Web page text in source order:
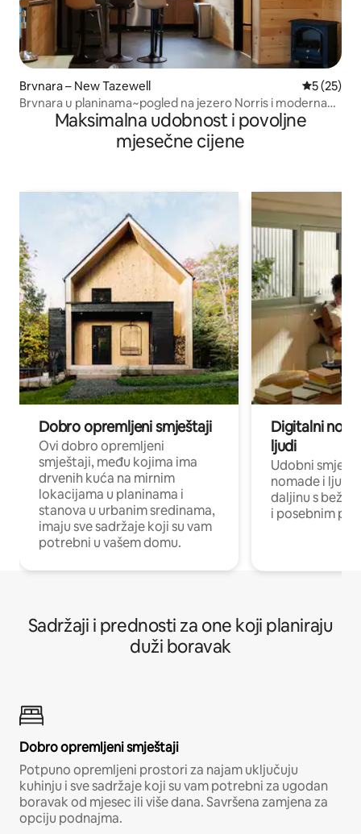
Brvnara – New Tazewell Prosječna
5 (25)
Brvnara u planinama~pogled na jezero Norris i moderna
udobnostMaksimalna udobnost i povoljne
mjesečne cijene
Dobro opremljeni smještaji
Ovi dobro opremljeni
smještaji, među kojima ima
drvenih kuća na mirnim
lokacijama u planinama i
stanova u urbanim sredinama,
imaju sve sadržaje koji su vam
potrebni u vašem domu.
Digitalni
ljudi
Udobni
nomade i ljude
daljinu s
i posebnim
Sadržaji i prednosti za one koji planiraju
duži boravak
Dobro opremljeni smještaji
Potpuno opremljeni prostori za najam uključuju
kuhinju i sve sadržaje koji su vam potrebni za ugodan
boravak od mjesec ili više dana. Savršena zamjena za
opciju podnajma.